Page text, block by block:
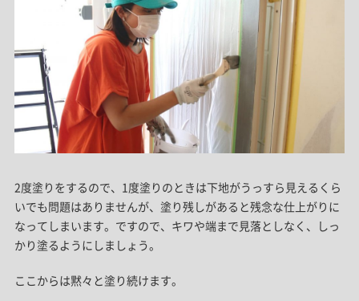
2度塗りをするので、1度塗りのときは下地がうっすら見えるくら
いでも問題はありませんが、塗り残しがあると残念な仕上がりに
なってしまいます。ですので、キワや端まで見落としなく、しっ
かり塗るようにしましょう。
ここからは黙々と塗り続けます。